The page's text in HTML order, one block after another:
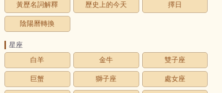
黃歷名詞解釋
歷史上的今天 擇日
陰陽曆轉換
星座
白羊
金牛 雙子座
巨蟹 獅子座 處女座